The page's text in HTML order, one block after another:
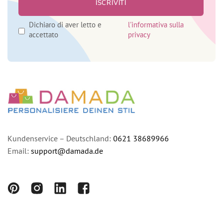
Dichiaro di aver letto e
accettato
l'informativa sulla
privacy
Kundenservice – Deutschland: 0621 38689966
Email: support@damada.de